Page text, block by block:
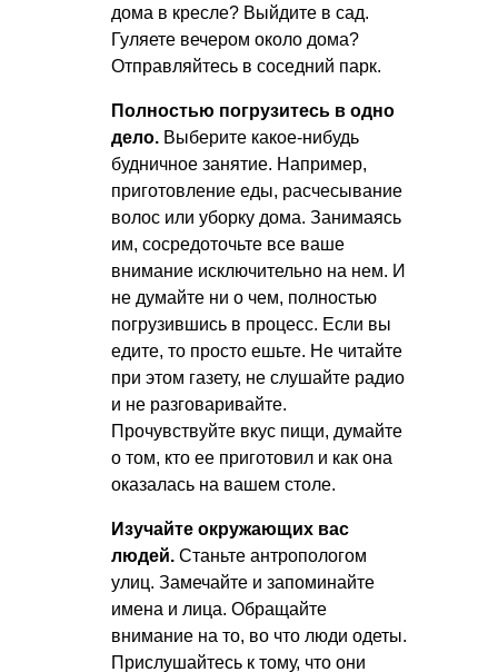
дома в кресле? Выйдите в сад.
Гуляете вечером около дома?
Отправляйтесь в соседний парк.
Полностью погрузитесь в одно
дело. Выберите какое-нибудь
будничное занятие. Например,
приготовление еды, расчесывание
волос или уборку дома. Занимаясь
им, сосредоточьте все ваше
внимание исключительно на нем. И
не думайте ни о чем, полностью
погрузившись в процесс. Если вы
едите, то просто ешьте. Не читайте
при этом газету, не слушайте радио
и не разговаривайте.
Прочувствуйте вкус пищи, думайте
о том, кто ее приготовил и как она
оказалась на вашем столе.
Изучайте окружающих вас
людей. Станьте антропологом
улиц. Замечайте и запоминайте
имена и лица. Обращайте
внимание на то, во что люди одеты.
Прислушайтесь к тому, что они